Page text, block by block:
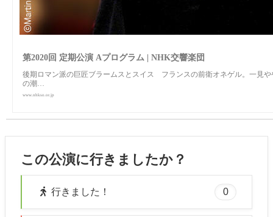
第2020回 定期公演 Aプログラム | NHK交響楽団
後期ロマン派の巨匠ブラームスとスイス゠フランスの前衛オネゲル。一見
の潮…
www.nhkso.or.jp
この公演に行きましたか？
行きました！ 0